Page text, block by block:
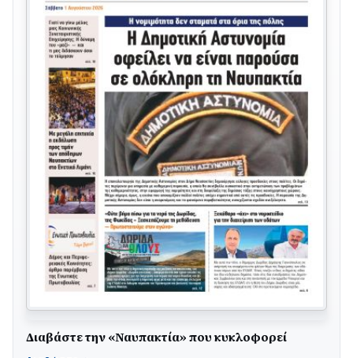
Διαβάστε την «Ναυπακτία» που κυκλοφορεί